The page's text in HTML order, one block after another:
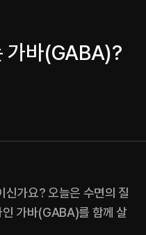
가바(GABA)?
신가요? 오늘은 수면의 질
가바(GABA)를 함께 살